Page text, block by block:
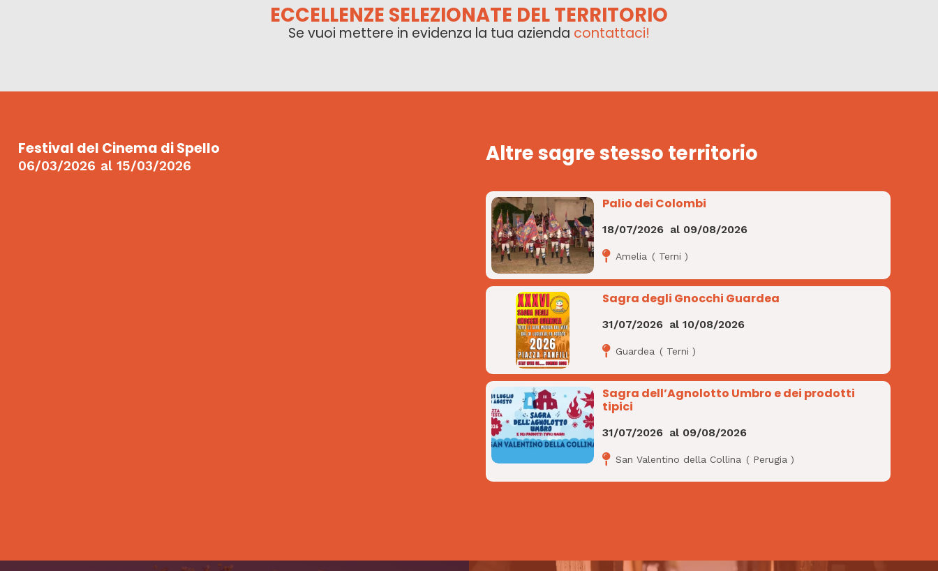
ECCELLENZE SELEZIONATE DEL TERRITORIO
Se vuoi mettere in evidenza la tua azienda contattaci!
Festival del Cinema di Spello
06/03/2026 al15/03/2026 Altre sagre stesso territorio
Palio dei Colombi
18/07/2026 al 09/08/2026
Amelia ( Terni )
Sagra degli Gnocchi Guardea
31/07/2026 al10/08/2026
Guardea ( Terni )
Sagra dell’Agnolotto Umbro e dei prodotti
tipici
31/07/2026 al 09/08/2026
San Valentino della Collina ( Perugia )